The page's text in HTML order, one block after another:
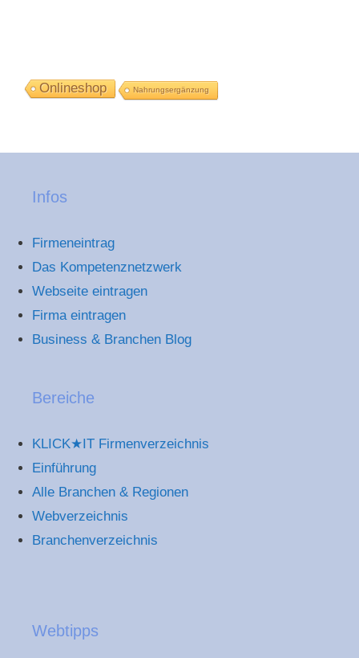
Onlineshop Nahrungsergänzung
Infos
Firmeneintrag
Das Kompetenznetzwerk
Webseite eintragen
Firma eintragen
Business & Branchen Blog
Bereiche
KLICK★IT Firmenverzeichnis
Einführung
Alle Branchen & Regionen
Webverzeichnis
Branchenverzeichnis
Webtipps